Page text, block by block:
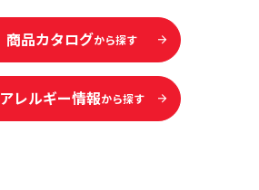
商品カタログから探す
アレルギー情報から探す